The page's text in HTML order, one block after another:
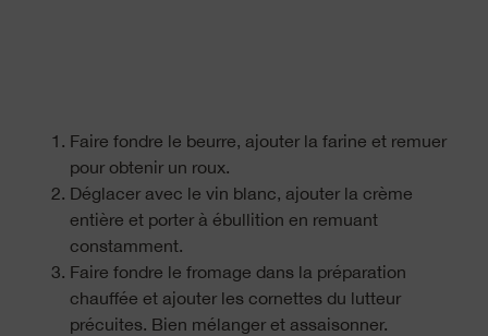
Faire fondre le beurre, ajouter la farine et remuer
pour obtenir un roux.
Déglacer avec le vin blanc, ajouter la crème
entière et porter à ébullition en remuant
constamment.
Faire fondre le fromage dans la préparation
chauffée et ajouter les cornettes du lutteur
précuites. Bien mélanger et assaisonner.